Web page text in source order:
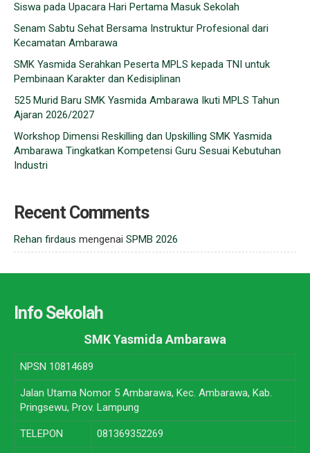
Siswa pada Upacara Hari Pertama Masuk Sekolah
Senam Sabtu Sehat Bersama Instruktur Profesional dari
Kecamatan Ambarawa
SMK Yasmida Serahkan Peserta MPLS kepada TNI untuk
Pembinaan Karakter dan Kedisiplinan
525 Murid Baru SMK Yasmida Ambarawa Ikuti MPLS Tahun
Ajaran 2026/2027
Workshop Dimensi Reskilling dan Upskilling SMK Yasmida
Ambarawa Tingkatkan Kompetensi Guru Sesuai Kebutuhan
Industri
Recent Comments
Rehan firdaus mengenai SPMB 2026
Info Sekolah
SMK Yasmida Ambarawa
NPSN 10814689
Jalan Utama Nomor 5 Ambarawa, Kec. Ambarawa, Kab.
Pringsewu, Prov. Lampung
TELEPON 081369352269